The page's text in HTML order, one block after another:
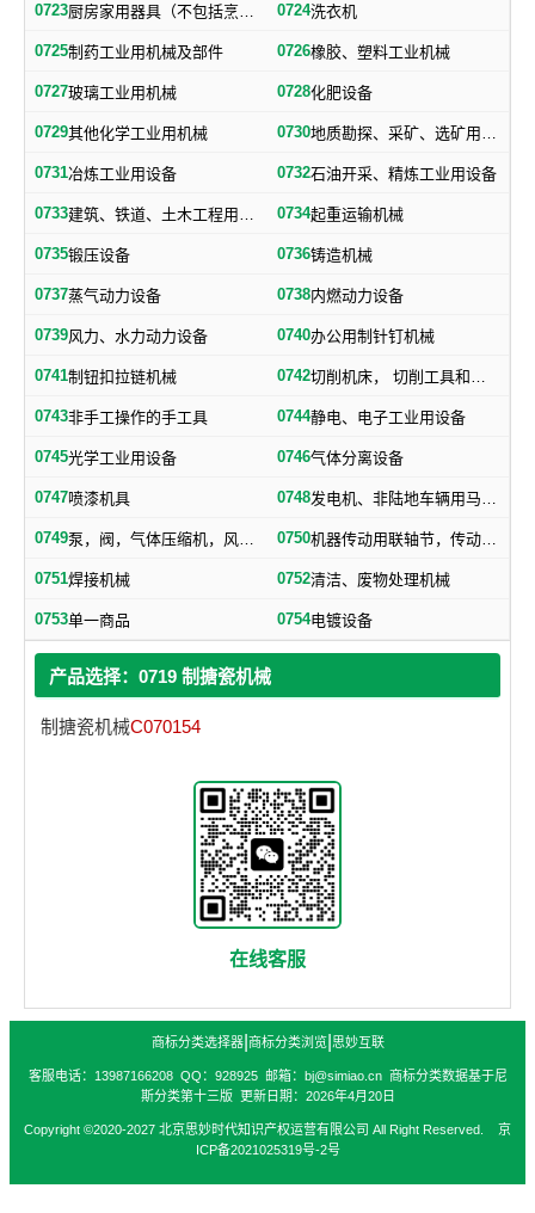
0723 厨房家用器具（不包括烹调、电气加热设备及厨房手工具） 0724洗衣机
0725制药工业用机械及部件 0726橡胶、塑料工业机械
0727玻璃工业用机械 0728化肥设备
0729其他化学工业用机械 0730 地质勘探、采矿、选矿用机械
0731冶炼工业用设备 0732石油开采、精炼工业用设备
0733 建筑、铁道、土木工程用机械 0734起重运输机械
0735锻压设备 0736铸造机械
0737蒸气动力设备 0738内燃动力设备
0739风力、水力动力设备 0740办公用制针钉机械
0741制钮扣拉链机械 0742 切削机床， 切削工具和其他金属加工机械
0743非手工操作的手工具 0744静电、电子工业用设备
0745光学工业用设备 0746气体分离设备
0747喷漆机具 0748 发电机、非陆地车辆用马达和引擎及其零部件
0749 泵，阀，气体压缩机，风机，，液压元件，气动元件 0750 机器传动用联轴节，传动带及其他机器零部件
0751焊接机械 0752清洁、废物处理机械
0753单一商品 0754电镀设备
产品选择：0719 制搪瓷机械
制搪瓷机械C070154
在线客服
商标分类选择器| 商标分类浏览| 思妙互联
客服电话：13987166208 QQ：928925 邮箱：bj@simiao.cn 商标分类数据基于尼
斯分类第十三版 更新日期：2026年4月20日
Copyright ©2020-2027 北京思妙时代知识产权运营有限公司 All Right Reserved. 京
ICP备2021025319号-2号